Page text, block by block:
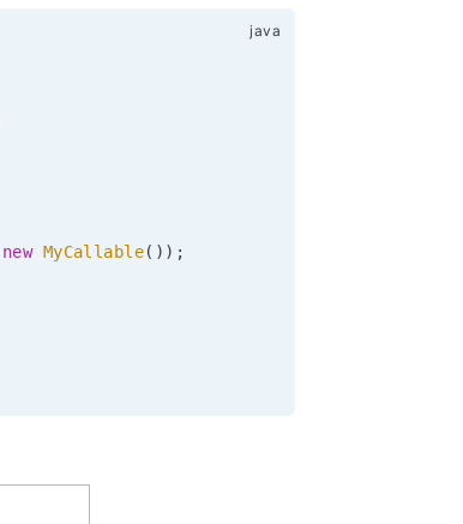
new MyCallable( ) ) ;